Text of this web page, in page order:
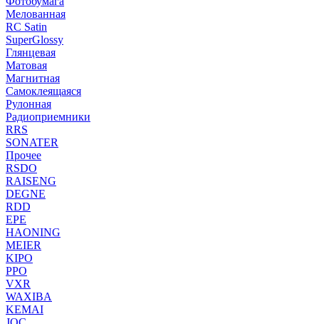
Мелованная
RC Satin
SuperGlossy
Глянцевая
Матовая
Магнитная
Самоклеящаяся
Рулонная
Радиоприемники
RRS
SONATER
Прочее
RSDO
RAISENG
DEGNE
RDD
EPE
HAONING
MEIER
KIPO
PPO
VXR
WAXIBA
KEMAI